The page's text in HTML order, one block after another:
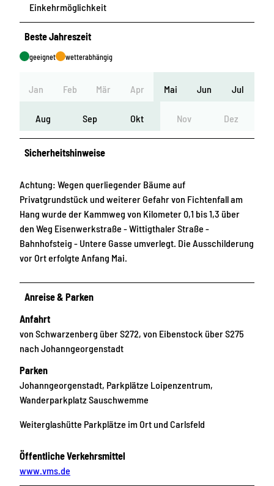
Einkehrmöglichkeit
Beste Jahreszeit
geeignet wetterabhängig
Jan Feb Mär Apr Mai Jun Jul
Aug Sep Okt Nov Dez
Sicherheitshinweise
Achtung: Wegen querliegender Bäume auf
Privatgrundstück und weiterer Gefahr von Fichtenfall am
Hang wurde der Kammweg von Kilometer 0,1 bis 1,3 über
den Weg Eisenwerkstraße - Wittigthaler Straße -
Bahnhofsteig - Untere Gasse umverlegt. Die Ausschilderung
vor Ort erfolgte Anfang Mai.
Anreise & Parken
Anfahrt
von Schwarzenberg über S272, von Eibenstock über S275
nach Johanngeorgenstadt
Parken
Johanngeorgenstadt, Parkplätze Loipenzentrum,
Wanderparkplatz Sauschwemme
Weiterglashütte Parkplätze im Ort und Carlsfeld
Öffentliche Verkehrsmittel
www.vms.de